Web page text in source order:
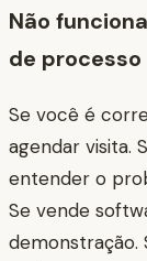
Não
de processo
Se você é
agendar visita.
entender o
Se vende
demonstração.